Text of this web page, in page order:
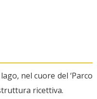
nel cuore del ‘Parco
ricettiva.